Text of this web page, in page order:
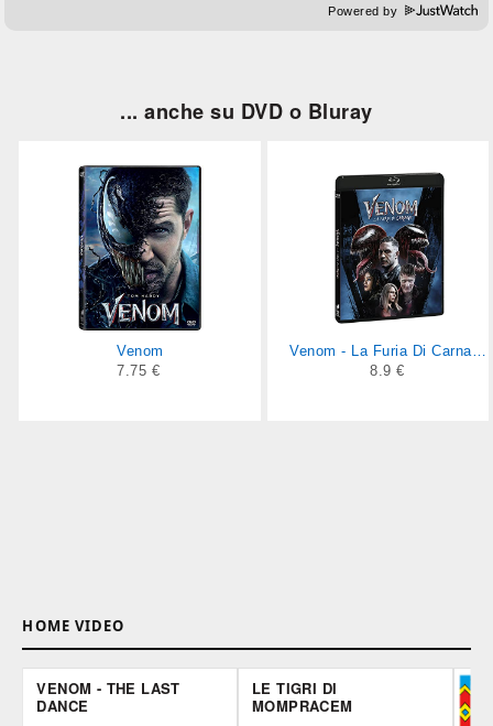
Powered by
... anche su DVD o Bluray
Venom
7.75 €
8.9 €
HOME VIDEO
VENOM - THE LAST
DANCE
LE TIGRI DI
MOMPRACEM